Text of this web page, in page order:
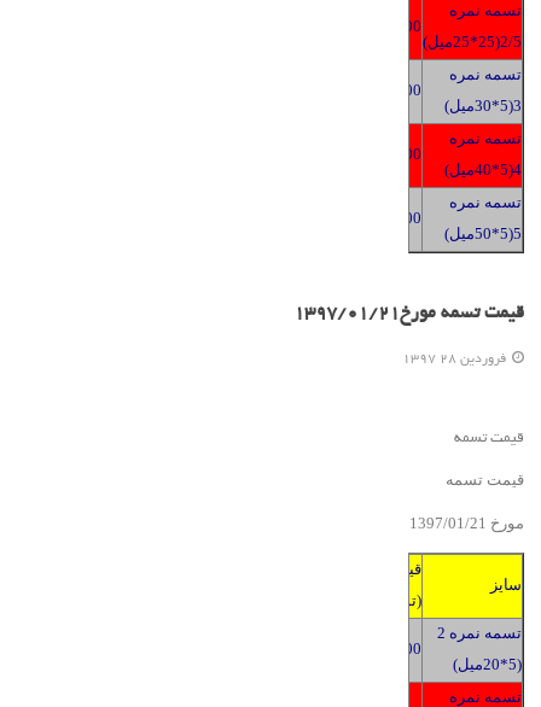
تسمه نمره
2/5(25*25میل)
2400
تسمه نمره
3(5*30میل)
2400
تسمه نمره
4(5*40میل)
2400
تسمه نمره
5(5*50میل)
2400
قیمت تسمه مورخ1397/01/21
فروردين 28 1397
قیمت تسمه
قیمت تسمه
مورخ 139 7/01/21
سایز
قیمت
(تومان)
تسمه نمره 2
(5*20میل)
2400
تسمه نمره